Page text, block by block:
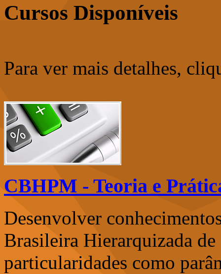
Cursos Disponíveis
Para ver mais detalhes,
CBHPM - Teoria e
Desenvolver
Brasileira Hierarquizada de
particularidades como